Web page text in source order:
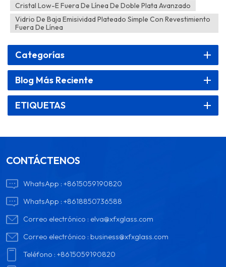
Cristal Low-E Fuera De Línea De Doble Plata Avanzado
Vidrio De Baja Emisividad Plateado Simple Con Revestimiento
Fuera De Línea
Categorías
Blog Más Reciente
ETIQUETAS
CONTÁCTENOS
WhatsApp :+8615059190820
WhatsApp :+8618850736588
Correo electrónico : elva@xfxglass.com
Correo electrónico :business@xfxglass.com
Teléfono :+8615059190820